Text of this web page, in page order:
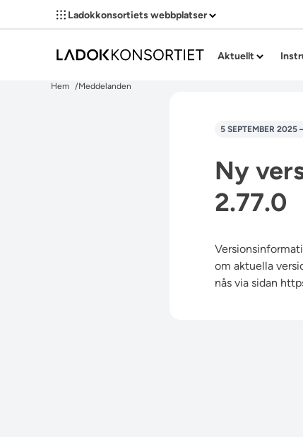
Ladokkonsortiets webbplatser
Aktuellt
Hem Meddelanden
5 SEPTEMBER 2025
Ny
2.77.0
om aktuella
nås via sidan